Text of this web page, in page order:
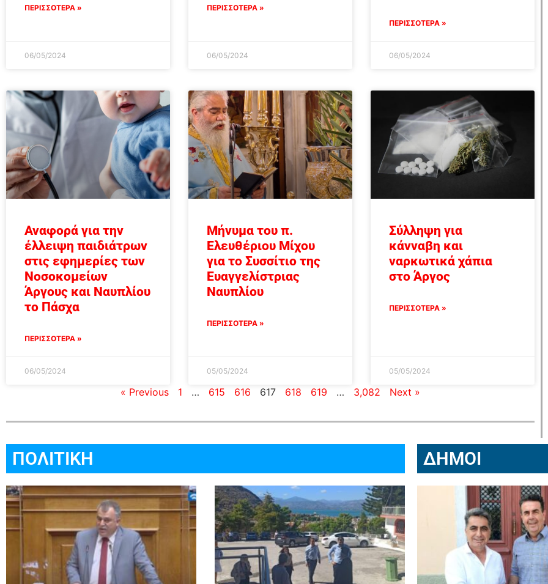
ΠΕΡΙΣΣΟΤΕΡΑ »
06/05/2024
ΠΕΡΙΣΣΟΤΕΡΑ »
06/05/2024
ΠΕΡΙΣΣΟΤΕΡΑ »
06/05/2024
Αναφορά για την
έλλειψη παιδιάτρων
στις εφημερίες των
Νοσοκομείων
Άργους και Ναυπλίου
το Πάσχα
ΠΕΡΙΣΣΟΤΕΡΑ »
06/05/2024
Μήνυμα του π.
Ελευθέριου Μίχου
για το Συσσίτιο της
Ευαγγελίστριας
Ναυπλίου
ΠΕΡΙΣΣΟΤΕΡΑ »
05/05/2024
Σύλληψη για
κάνναβη και
ναρκωτικά χάπια
στο Άργος
ΠΕΡΙΣΣΟΤΕΡΑ »
05/05/2024
« Previous 1 … 615 616 617 618 619 … 3,082 Next »
ΠΟΛΙΤΙΚΗ ΔΗΜΟΙ